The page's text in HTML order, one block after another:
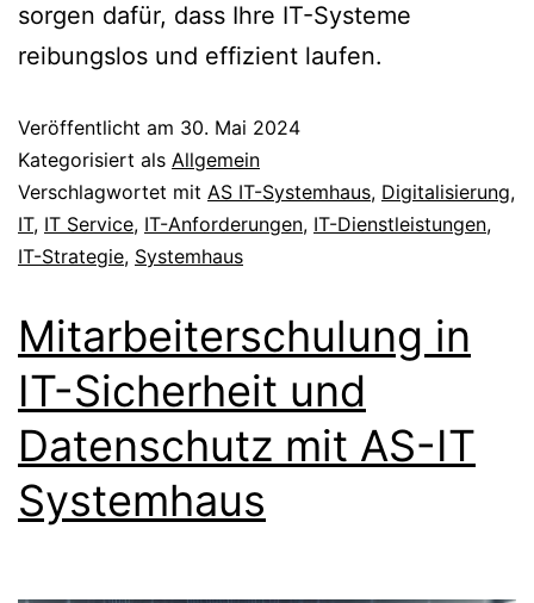
sorgen dafür, dass Ihre IT-Systeme
reibungslos und effizient laufen.
Veröffentlicht am 30. Mai 2024
Kategorisiert als Allgemein
Verschlagwortet mit AS IT-Systemhaus, Digitalisierung,
IT, IT Service, IT-Anforderungen, IT-Dienstleistungen,
IT-Strategie, Systemhaus
Mitarbeiterschulung in
IT-Sicherheit und
Datenschutz mit AS-IT
Systemhaus